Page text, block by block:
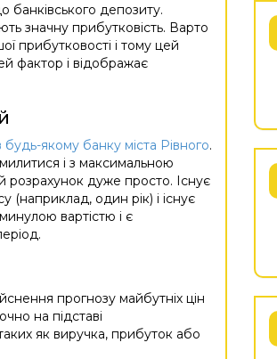
банківського депозиту.
значну прибутковість. Варто
прибутковості і тому цей
фактор і відображає
якому банку міста Рівного.
і з максимальною
розрахунок дуже просто. Існує
(наприклад, один рік) і існує
вартістю і є
прогнозу майбутніх цін
на підставі
як виручка, прибуток або